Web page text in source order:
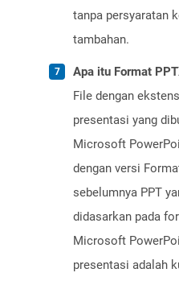
tanpa persyaratan
tambahan.
Apa itu Format
File dengan
presentasi yang
Microsoft
dengan versi
sebelumnya PPT
didasarkan pada
Microsoft
presentasi adalah